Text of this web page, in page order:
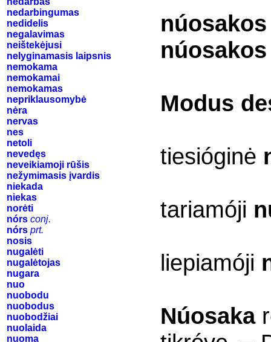
nedarbingumas
nedidelis
negalavimas
neištekėjusi
nelyginamasis laipsnis
nemokama
nemokamai
nemokamas
nepriklausomybė
nėra
nervas
nes
netoli
nevedęs
neveikiamoji rūšis
nežymimasis įvardis
niekada
niekas
norėti
nórs conj.
nórs prt.
nosis
nugalėti
nugalėtojas
nugara
nuo
nuobodu
nuobodus
nuobodžiai
nuolaida
nuoma
núosakos
núosakos
Modus
tiesióginė
tariamóji
liepiamóji
Núosaka